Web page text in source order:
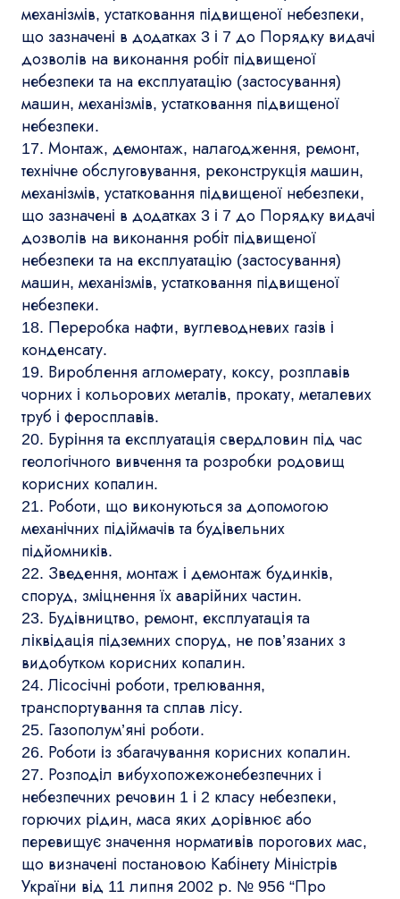
механізмів, устатковання підвищеної небезпеки,
що зазначені в додатках 3 і 7 до Порядку видачі
дозволів на виконання робіт підвищеної
небезпеки та на експлуатацію (застосування)
машин, механізмів, устатковання підвищеної
небезпеки.
17. Монтаж, демонтаж, налагодження, ремонт,
технічне обслуговування, реконструкція машин,
механізмів, устатковання підвищеної небезпеки,
що зазначені в додатках 3 і 7 до Порядку видачі
дозволів на виконання робіт підвищеної
небезпеки та на експлуатацію (застосування)
машин, механізмів, устатковання підвищеної
небезпеки.
18. Переробка нафти, вуглеводневих газів і
конденсату.
19. Вироблення агломерату, коксу, розплавів
чорних і кольорових металів, прокату, металевих
труб і феросплавів.
20. Буріння та експлуатація свердловин під час
геологічного вивчення та розробки родовищ
корисних копалин.
21. Роботи, що виконуються за допомогою
механічних підіймачів та будівельних
підйомників.
22. Зведення, монтаж і демонтаж будинків,
споруд, зміцнення їх аварійних частин.
23. Будівництво, ремонт, експлуатація та
ліквідація підземних споруд, не пов’язаних з
видобутком корисних копалин.
24. Лісосічні роботи, трелювання,
транспортування та сплав лісу.
25. Газополум’яні роботи.
26. Роботи із збагачування корисних копалин.
27. Розподіл вибухопожежонебезпечних і
небезпечних речовин 1 і 2 класу небезпеки,
горючих рідин, маса яких дорівнює або
перевищує значення нормативів порогових мас,
що визначені постановою Кабінету Міністрів
України від 11 липня 2002 р. № 956 “Про